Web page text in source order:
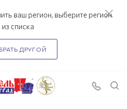
ваш регион, выберите регион
из списка
ДРУГОЙ